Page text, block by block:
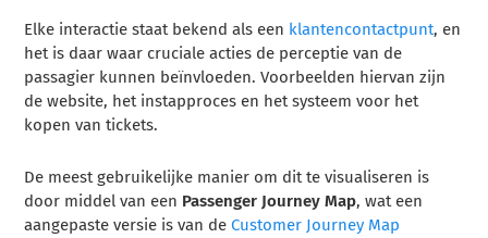
Elke interactie staat bekend als een klantencontactpunt, en
het is daar waar cruciale acties de perceptie van de
passagier kunnen beïnvloeden. Voorbeelden hiervan zijn
de website, het instapproces en het systeem voor het
kopen van tickets.
De meest gebruikelijke manier om dit te visualiseren is
door middel van een Passenger Journey Map, wat een
aangepaste versie is van deCustomer Journey Map